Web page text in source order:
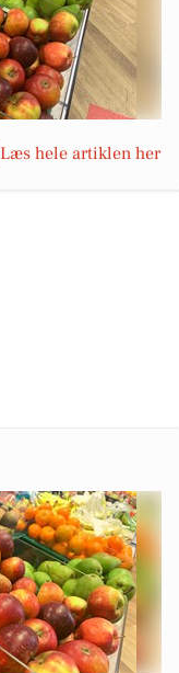
Læs hele artiklen her